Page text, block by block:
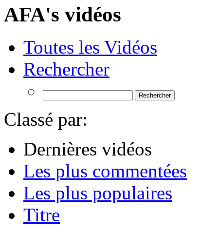
AFA's vidéos
Toutes les Vidéos
Rechercher
Classé par:
Dernières vidéos
Les plus commentées
Les plus populaires
Titre